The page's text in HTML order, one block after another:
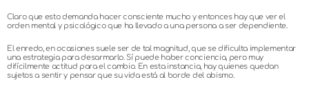
Claro que esto demanda hacer consciente mucho y entonces hay que ver el
orden mental y psicológico que ha llevado a una persona a ser dependiente.
El enredo, en ocasiones suele ser de tal magnitud, que se dificulta implementar
una estrategia para desarmarlo. Sí puede haber conciencia, pero muy
difícilmente actitud para el cambio. En esta instancia, hay quienes quedan
sujetos a sentir y pensar que su vida está al borde del abismo.